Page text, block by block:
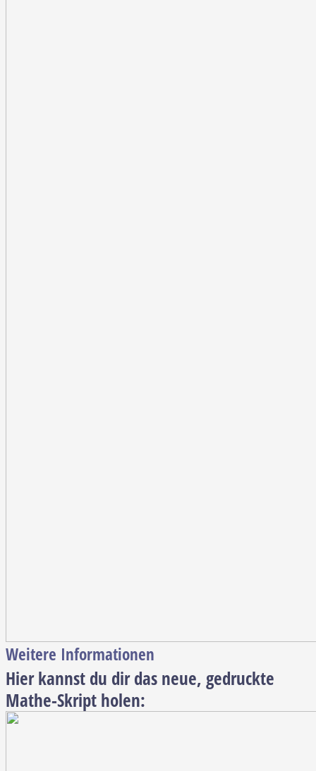
Weitere Informationen
Hier kannst du dir das neue, gedruckte
Mathe-Skript holen: